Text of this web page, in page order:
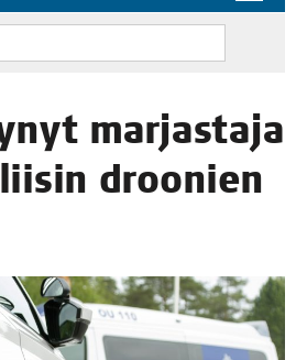
mar­jas­ta­ja
droo­nien